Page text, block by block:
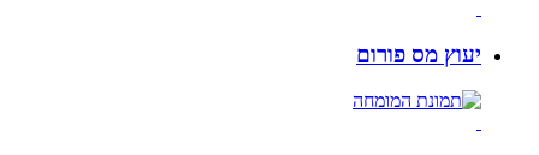
יעוץ מס פורום